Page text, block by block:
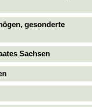
gesonderte
Sachsen